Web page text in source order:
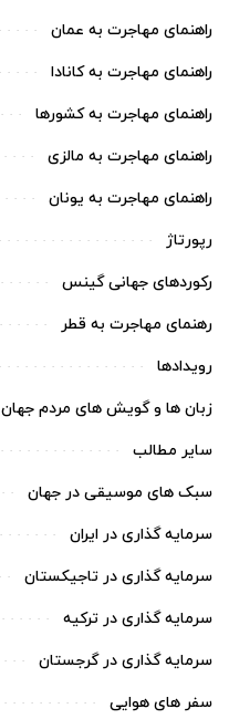
راهنمای مهاجرت به عمان
راهنمای مهاجرت به کانادا
راهنمای مهاجرت به کشورها
راهنمای مهاجرت به مالزی
راهنمای مهاجرت به یونان
رپورتاژ
رکوردهای جهانی گینس
رهنمای مهاجرت به قطر
رویدادها
زبان ها و گویش های مردم جهان
سایر مطالب
سبک های موسیقی در جهان
سرمایه گذاری در ایران
سرمایه گذاری در تاجیکستان
سرمایه گذاری در ترکیه
سرمایه گذاری در گرجستان
سفر های هوایی